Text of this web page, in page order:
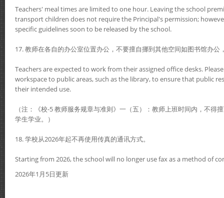
Teachers' meal times are limited to one hour. Leaving the school
transport children does not require the Principal's permission;
specific guidelines soon to be released by the school.
17. 教师在各自的办公室位置办公，不要擅自挪到其他空间如图书馆办公
Teachers are expected to work from their assigned office desks.
workspace to public areas, such as the library, to ensure that public
their intended use.
（注：《校-5 教师服务规章与准则》一（五）：教师上班时间内，不得
学生学业。）
18. 学校从2026年起不再使用传真的通讯方式。
Starting from 2026, the school will no longer use fax as a method of
2026年1月5日更新